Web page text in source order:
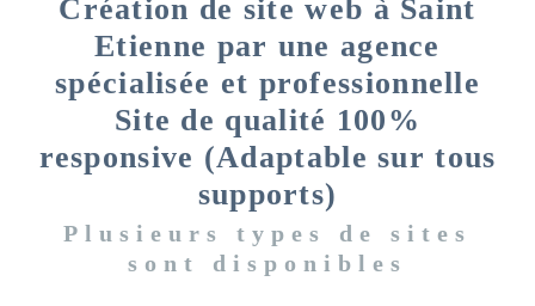
Création de site web à Saint
Etienne par une agence
spécialisée et professionnelle
Site de qualité 100%
responsive (Adaptable sur tous
supports)
Plusieurs types de sites
sont disponibles